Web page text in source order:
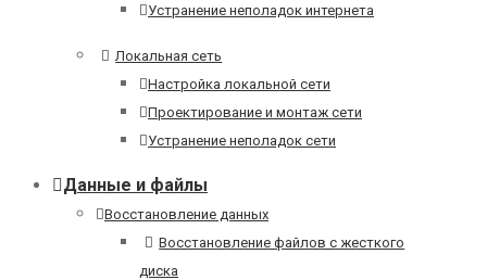
Устранение неполадок интернета
Локальная сеть
Настройка локальной сети
Проектирование и монтаж сети
Устранение неполадок сети
Данные и файлы
Восстановление данных
Восстановление файлов с жесткого
диска